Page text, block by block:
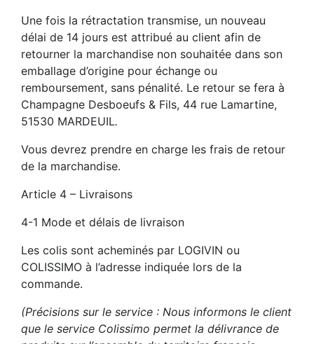
Une fois la rétractation transmise, un nouveau
délai de 14 jours est attribué au client afin de
retourner la marchandise non souhaitée dans son
emballage d’origine pour échange ou
remboursement, sans pénalité. Le retour se fera à
Champagne Desboeufs & Fils, 44 rue Lamartine,
51530 MARDEUIL.
Vous devrez prendre en charge les frais de retour
de la marchandise.
Article 4 – Livraisons
4-1 Mode et délais de livraison
Les colis sont acheminés par LOGIVIN ou
COLISSIMO à l’adresse indiquée lors de la
commande.
(Précisions sur le service : Nous informons le client
que le service Colissimo permet la délivrance de